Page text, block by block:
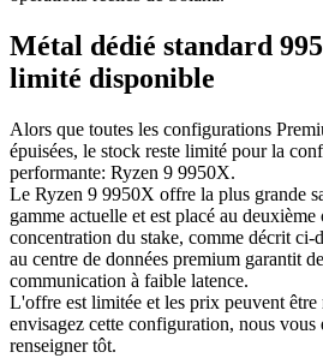
Métal dédié standard
limité disponible
Alors que toutes les configurations
épuisées, le stock reste limité pour la
performante: Ryzen 9 9950X.
Le Ryzen 9 9950X offre la plus grande
gamme actuelle et est placé au deuxième
concentration du stake, comme décrit
au centre de données premium garantit
communication à faible latence.
L'offre est limitée et les prix peuvent
envisagez cette configuration, nous vous
renseigner tôt.